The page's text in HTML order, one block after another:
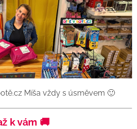
Míša vždy s úsměvem 🙂
k vám 🚚